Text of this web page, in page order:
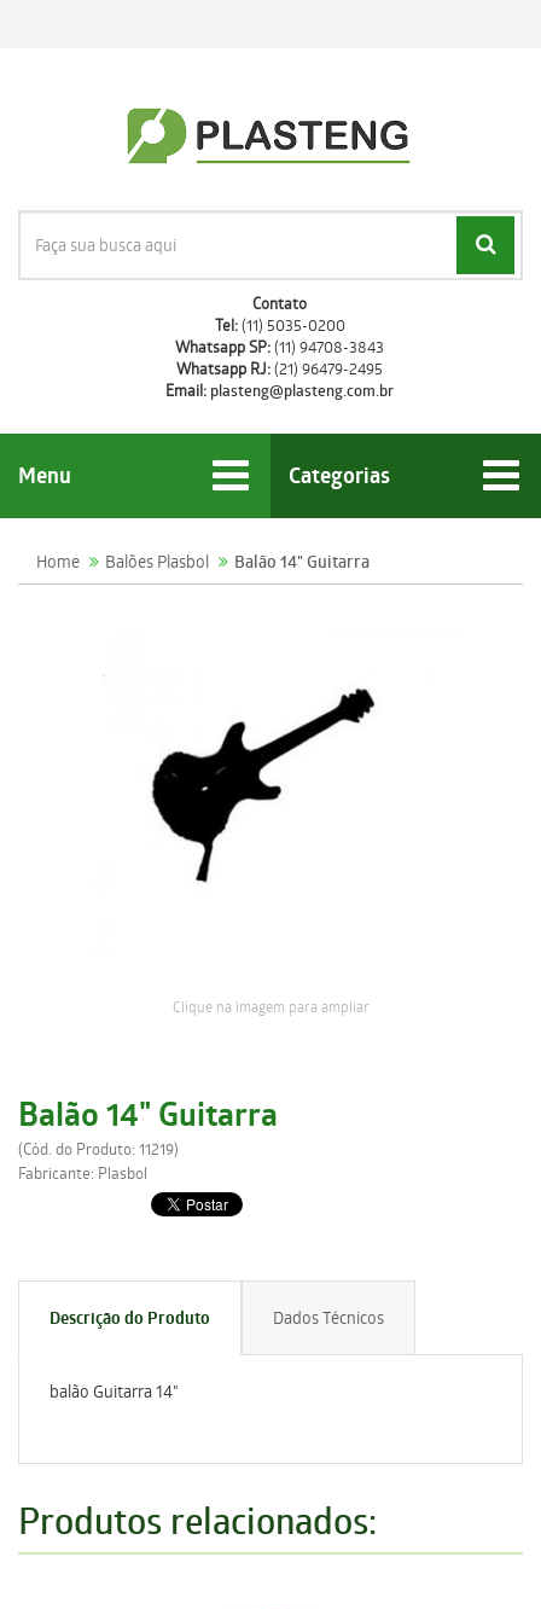
Contato
Tel:(11) 5035-0200
Whatsapp SP:(11) 94708-3843
Whatsapp RJ:(21) 96479-2495
Email: plasteng@plasteng.com.br
Menu Categorias
Home Balões Plasbol Balão 14" Guitarra
Clique na imagem para ampliar
Balão 14" Guitarra
(Cód. do Produto: 11219)
Fabricante: Plasbol
Descrição do Produto Dados Técnicos
balão Guitarra 14"
Produtos relacionados: